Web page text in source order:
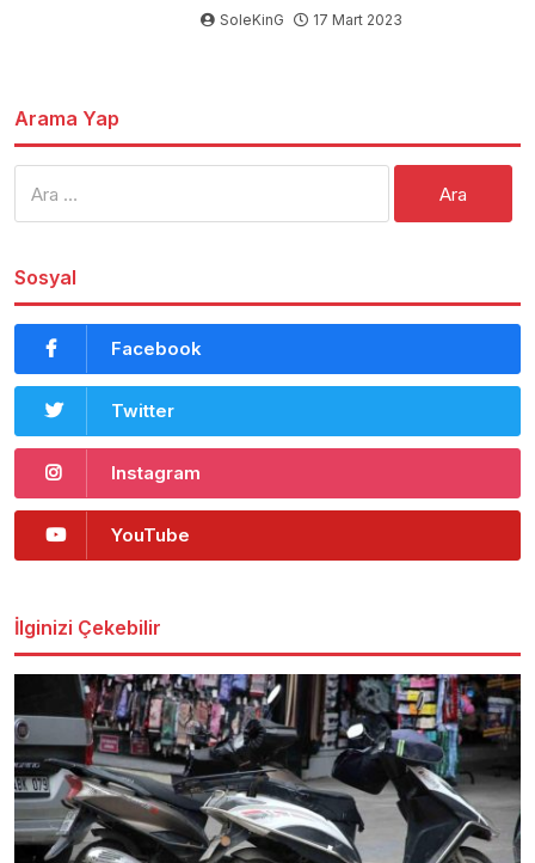
SoleKinG 17 Mart 2023
Arama Yap
Sosyal
Facebook
Twitter
Instagram
YouTube
İlginizi Çekebilir